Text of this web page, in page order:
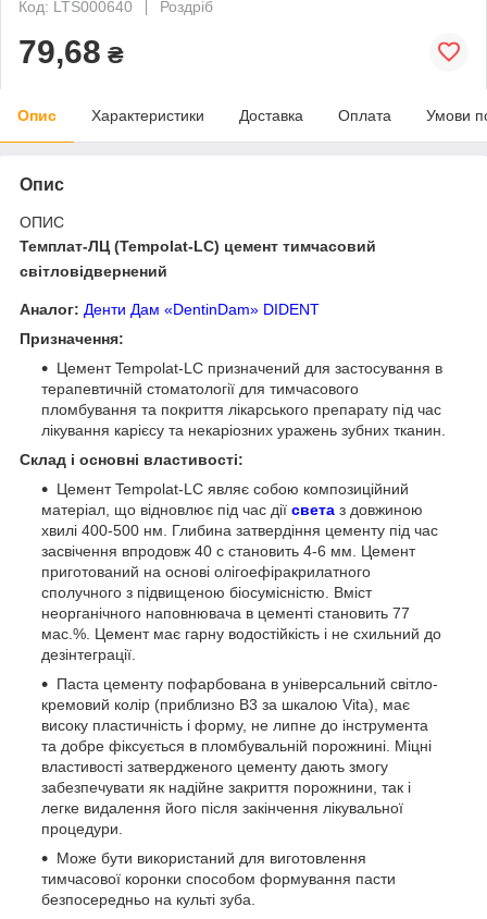
Код: LTS000640
Роздріб
79,68 ₴
Опис Характеристики Доставка Оплата Умови
Опис
ОПИС
Темплат-ЛЦ (Tempolat-LC) цемент тимчасовий
світловідвернений
Аналог: Денти Дам «DentinDam» DIDENT
Призначення:
Цемент Tempolat-LC призначений для застосування в
терапевтичній стоматології для тимчасового
пломбування та покриття лікарського препарату під час
лікування карієсу та некаріозних уражень зубних тканин.
Склад і основні властивості:
Цемент Tempolat-LC являє собою композиційний
матеріал, що відновлює під час дії света з довжиною
хвилі 400-500 нм. Глибина затвердіння цементу під час
засвічення впродовж 40 с становить 4-6 мм. Цемент
приготований на основі олігоефіракрилатного
сполучного з підвищеною біосумісністю. Вміст
неорганічного наповнювача в цементі становить 77
мас.%. Цемент має гарну водостійкість і не схильний до
дезінтеграції.
Паста цементу пофарбована в універсальний світло-
кремовий колір (приблизно В3 за шкалою Vita), має
високу пластичність і форму, не липне до інструмента
та добре фіксується в пломбувальній порожнині. Міцні
властивості затвердженого цементу дають змогу
забезпечувати як надійне закриття порожнини, так і
легке видалення його після закінчення лікувальної
процедури.
Може бути використаний для виготовлення
тимчасової коронки способом формування пасти
безпосередньо на культі зуба.